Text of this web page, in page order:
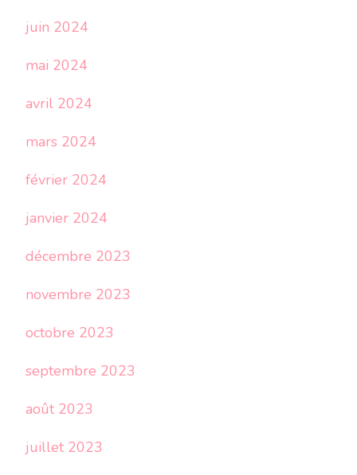
juin 2024
mai 2024
avril 2024
mars 2024
février 2024
janvier 2024
décembre 2023
novembre 2023
octobre 2023
septembre 2023
août 2023
juillet 2023